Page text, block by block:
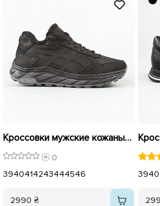
Кроссовки мужские кожаные на меху 596112 Черные
0
3940414243444546
2990 ₴
3940